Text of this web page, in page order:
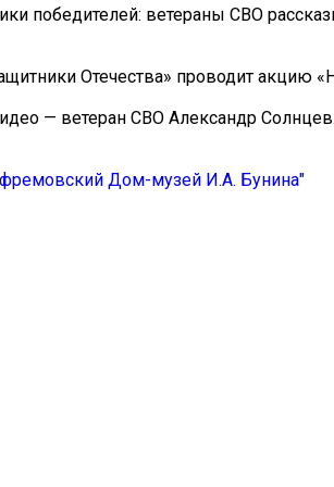
победителей: ветераны СВО
Отечества» проводит акцию
— ветеран СВО Александр
Дом-музей И.А. Бунина"